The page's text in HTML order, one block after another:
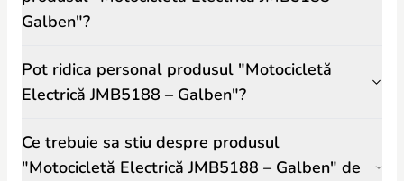
Galben"?
Pot ridica personal produsul "Motocicletă
Electrică JMB5188 – Galben"?
Ce trebuie sa stiu despre produsul
"Motocicletă Electrică JMB5188 – Galben" de